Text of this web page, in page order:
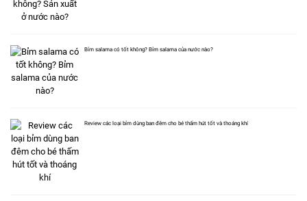
Bỉm salama có tốt không? Bỉm salama của nước nào?
Review các loại bỉm dùng ban đêm cho bé thấm hút tốt và thoáng khí